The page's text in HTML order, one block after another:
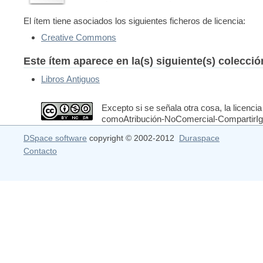
El ítem tiene asociados los siguientes ficheros de licencia:
Creative Commons
Este ítem aparece en la(s) siguiente(s)
Libros Antiguos
Excepto si se señala otra cosa, la
comoAtribución-NoComercial-
DSpace software copyright © 2002-2012 Duraspace
Contacto